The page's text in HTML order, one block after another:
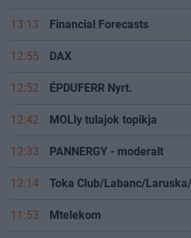
13:13 Financial Forecasts
12:55 DAX
12:52 ÉPDUFERR Nyrt.
12:42 MOLly tulajok topikja
12:33 PANNERGY - moderalt
12:14
11:53 Mtelekom